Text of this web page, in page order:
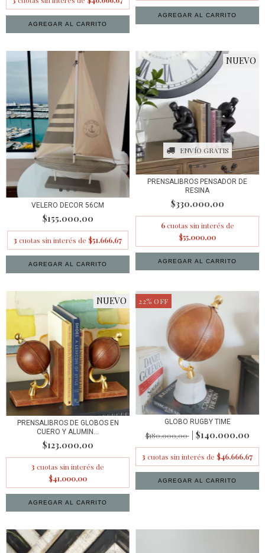
VELERO DECOR 56CM
$155.000,00
3 cuotas sin interés de $51.666,67
ENVÍO GRATIS
NUEVO
PRENSALIBROS PENSADOR DE
RESINA
$330.000,00
6 cuotas sin interés de
$55.000,00
NUEVO
PRENSALIBROS DE GLOBOS EN
CUERO Y ALUMIN...
$123.000,00
3 cuotas sin interés de
$41.000,00
22% OFF
GLOBO RUGBY TIME
$180.000,00 $140.000,00
3 cuotas sin interés de $46.666,67